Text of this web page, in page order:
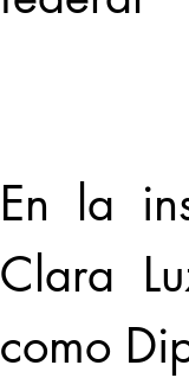
1 enero
En la
Clara
como